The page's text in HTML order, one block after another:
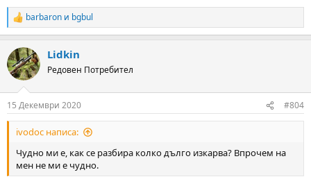
R
e
c
t
i
s
:
barbaron и bgbul
Lidkin
Редовен Потребител
15 Декември 2020 #804
ivodoc написа:
Чудно ми е, как се разбира колко дълго изкарва? Впрочем на
мен не ми е чудно.